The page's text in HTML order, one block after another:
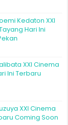
Kedaton XXI
Hari Ini
XXI Cinema
Ini Terbaru
XXI Cinema
Coming Soon